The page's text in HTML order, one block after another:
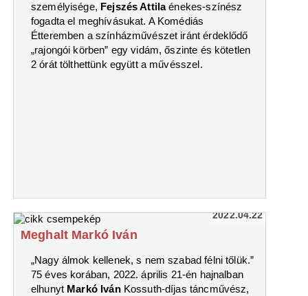
személyisége, Fejszés Attilaénekes-színész
fogadta el meghívásukat. A Komédiás
Étteremben a színházművészet iránt érdeklődő
„rajongói körben” egy vidám, őszinte és kötetlen
2 órát tölthettünk együtt a művésszel.
2022.04.22
Meghalt Markó Iván
„Nagy álmok kellenek, s nem szabad félni tőlük.”
75 éves korában, 2022. április 21-én hajnalban
elhunyt Markó IvánKossuth-díjas táncművész,